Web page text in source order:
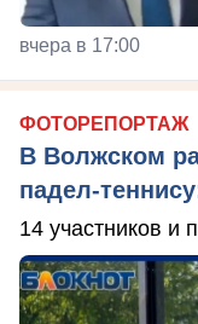
вчера в 17:00
ФОТОРЕПОРТАЖ
В Волжском
падел-
14 участников и